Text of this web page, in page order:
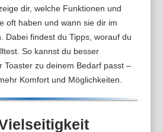
zeige dir, welche Funktionen und
oft haben und wann sie dir im
Dabei findest du Tipps, worauf du
So kannst du besser
Toaster zu deinem Bedarf passt –
Komfort und Möglichkeiten.